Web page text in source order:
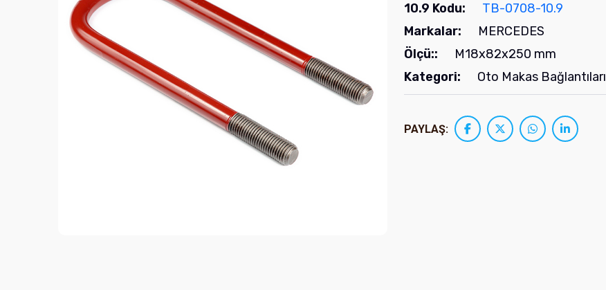
10.9 Kodu:
TB-0708-10.9
Markalar:
MERCEDES
Ölçü::
M18x82x250 mm
Kategori:
Oto Makas Bağlantıları
PAYLAŞ: